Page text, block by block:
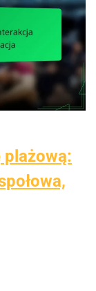
plażową: